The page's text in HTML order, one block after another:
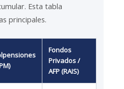
Esta tabla
principales.
Fondos
Privados /
AFP (RAIS)